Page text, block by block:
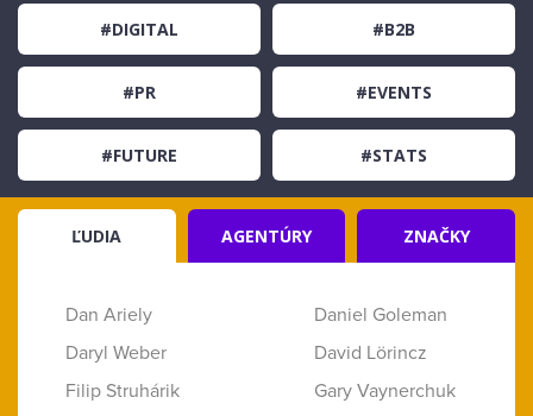
#DIGITAL #B2B
#PR #EVENTS
#FUTURE #STATS
ĽUDIA AGENTÚRY ZNAČKY
Dan Ariely
Daniel Goleman
Daryl Weber
David Lörincz
Filip Struhárik
Gary Vaynerchuk